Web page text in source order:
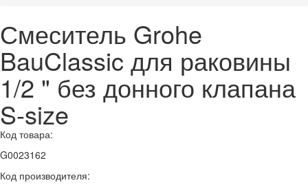
Смеситель Grohe
BauClassic для раковины
1/2 " без донного клапана
S-size
Код товара:
G0023162
Код производителя: